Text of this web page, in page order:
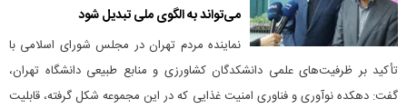
می‌تواند به الگوی ملی تبدیل شود
نماینده مردم تهران در مجلس شورای اسلامی با
تأکید بر ظرفیت‌های علمی دانشکدگان کشاورزی و منابع طبیعی دانشگاه تهران،
گفت: دهکده نوآوری و فناوری امنیت غذایی که در این مجموعه شکل گرفته، قابلیت